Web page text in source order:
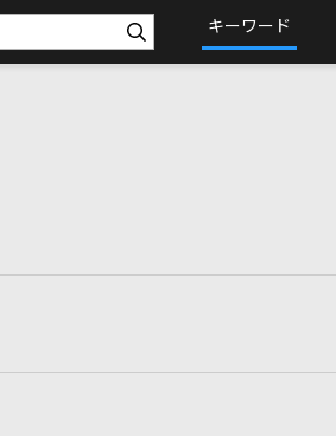
キーワード